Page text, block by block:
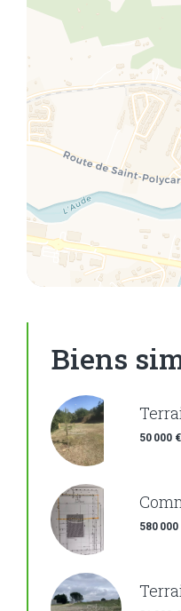
Biens
50 000 €
580 000